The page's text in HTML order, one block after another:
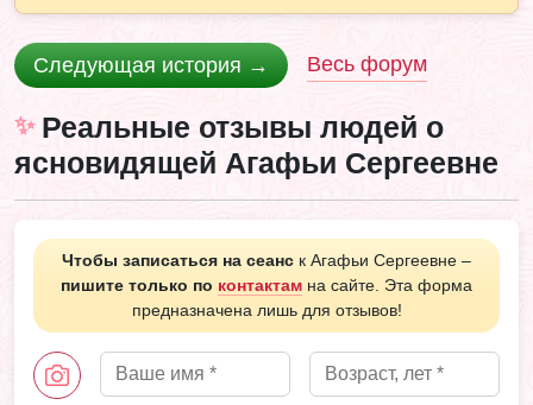
Следующая история → Весь форум
Реальные отзывы людей о
ясновидящей Агафьи Сергеевне
Чтобы записаться на сеанс к Агафьи Сергеевне –
пишите только по контактам на сайте. Эта форма
предназначена лишь для отзывов!